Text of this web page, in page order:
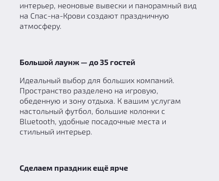
интерьер, неоновые вывески и панорамный вид
на Спас-на-Крови создают праздничную
атмосферу.
Большой лаунж — до 35 гостей
Идеальный выбор для больших компаний.
Пространство разделено на игровую,
обеденную и зону отдыха. К вашим услугам
настольный футбол, большие колонки с
Bluetooth, удобные посадочные места и
стильный интерьер.
Сделаем праздник ещё ярче